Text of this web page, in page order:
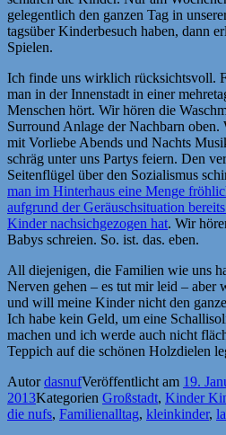
gelegentlich den ganzen Tag in
tagsüber Kinderbesuch haben, dann
Spielen.
Ich finde uns wirklich rücksichtsvoll.
man in der Innenstadt in einer
Menschen hört. Wir hören die
Surround Anlage der Nachbarn
mit Vorliebe Abends und Nachts
schräg unter uns Partys feiern. Den
Seitenflügel über den Sozialismus
man im Hinterhaus eine Menge
aufgrund der Geräuschsituation
Kinder nachsichgezogen hat. Wir
Babys schreien. So. ist. das. eben.
All diejenigen, die Familien wie uns
Nerven gehen – es tut mir leid – aber
und will meine Kinder nicht den
Ich habe kein Geld, um eine
machen und ich werde auch nicht
Teppich auf die schönen Holzdielen
AutordasnufVeröffentlicht am 19.
2013Kategorien Großstadt, Kinder
die nufs, Familienalltag, kleinkinder,